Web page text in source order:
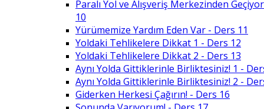
Paralı Yol ve Alışveriş Merkezinden
10
Yürümemize Yardım Eden Var - Ders 11
Yoldaki Tehlikelere Dikkat 1 - Ders 12
Yoldaki Tehlikelere Dikkat 2 - Ders 13
Aynı Yolda Gittiklerinle Birliktesiniz! 1 -
Aynı Yolda Gittiklerinle Birliktesiniz! 2 -
Giderken Herkesi Çağırın! - Ders 16